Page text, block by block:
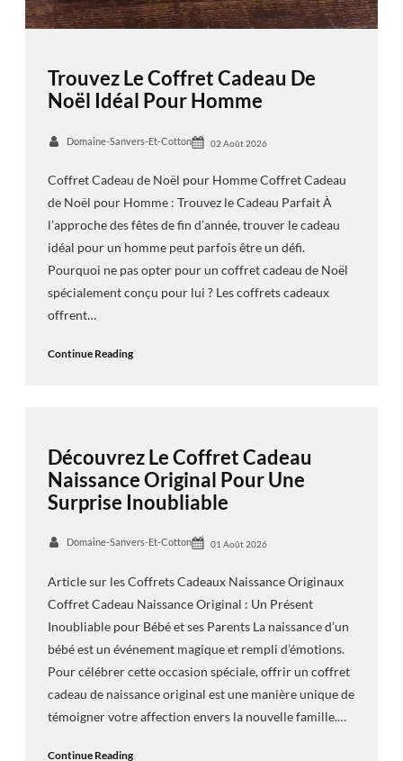
Trouvez Le Coffret Cadeau De
Noël Idéal Pour Homme
Domaine-Sanvers-Et-Cotton 02 Août 2026
Coffret Cadeau de Noël pour Homme Coffret Cadeau
de Noël pour Homme : Trouvez le Cadeau Parfait À
l’approche des fêtes de fin d’année, trouver le cadeau
idéal pour un homme peut parfois être un défi.
Pourquoi ne pas opter pour un coffret cadeau de Noël
spécialement conçu pour lui ? Les coffrets cadeaux
offrent…
Continue Reading
Découvrez Le Coffret Cadeau
Naissance Original Pour Une
Surprise Inoubliable
Domaine-Sanvers-Et-Cotton 01 Août 2026
Article sur les Coffrets Cadeaux Naissance Originaux
Coffret Cadeau Naissance Original : Un Présent
Inoubliable pour Bébé et ses Parents La naissance d’un
bébé est un événement magique et rempli d’émotions.
Pour célébrer cette occasion spéciale, offrir un coffret
cadeau de naissance original est une manière unique de
témoigner votre affection envers la nouvelle famille.…
Continue Reading